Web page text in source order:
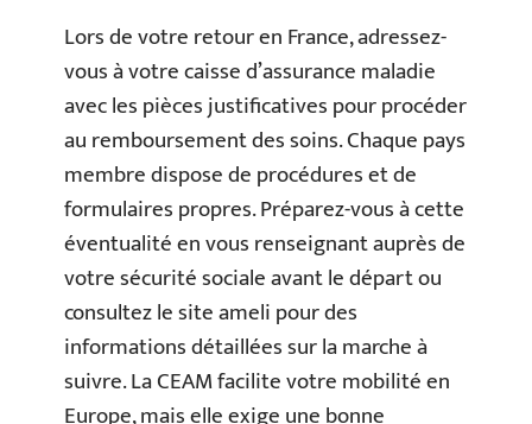
Lors de votre retour en France, adressez-
vous à votre caisse d’assurance maladie
avec les pièces justificatives pour procéder
au remboursement des soins. Chaque pays
membre dispose de procédures et de
formulaires propres. Préparez-vous à cette
éventualité en vous renseignant auprès de
votre sécurité sociale avant le départ ou
consultez le site ameli pour des
informations détaillées sur la marche à
suivre. La CEAM facilite votre mobilité en
Europe, mais elle exige une bonne